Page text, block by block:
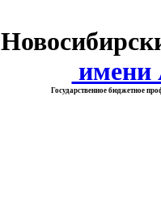
Государственное бюджетное